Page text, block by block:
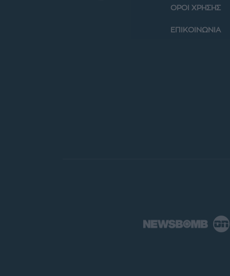
ΟΡΟΙ ΧΡΗΣΗΣ
ΕΠΙΚΟΙΝΩΝΙΑ